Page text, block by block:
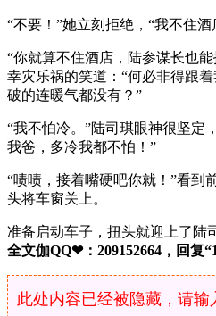
“不要！”她立刻拒绝，“我不住酒
“你就算不住酒店，陆参谋长也
幸灾乐祸的笑道：“何必非得跟
破的连暖气都没有？”
“我不怕冷。”陆司琪眼神很坚定
我爸，多冷我都不怕！”
“啧啧，接着嘴硬吧你就！”看到
头将车窗关上。
准备启动车子，扭头就迎上了陆
全文伽QQ❤：209152664，回
此处内容已经被隐藏，请输